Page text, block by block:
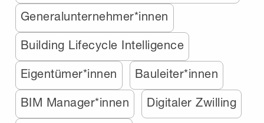
Generalunternehmer*innen
Building Lifecycle Intelligence
Eigentümer*innen Bauleiter*innen
BIM Manager*innen Digitaler Zwilling